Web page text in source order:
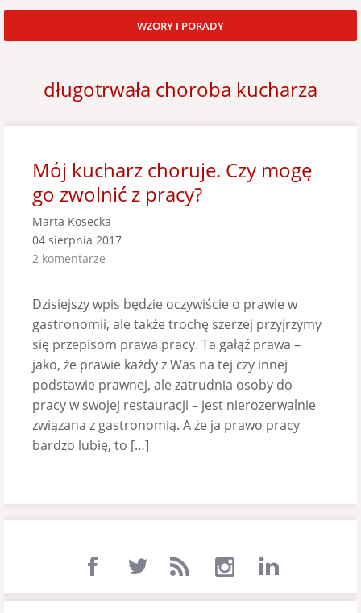
WZORY I PORADY
długotrwała choroba kucharza
Mój kucharz choruje. Czy mogę
go zwolnić z pracy?
Marta Kosecka
04 sierpnia 2017
2 komentarze
Dzisiejszy wpis będzie oczywiście o prawie w
gastronomii, ale także trochę szerzej przyjrzymy
się przepisom prawa pracy. Ta gałąź prawa –
jako, że prawie każdy z Was na tej czy innej
podstawie prawnej, ale zatrudnia osoby do
pracy w swojej restauracji – jest nierozerwalnie
związana z gastronomią. A że ja prawo pracy
bardzo lubię, to […]